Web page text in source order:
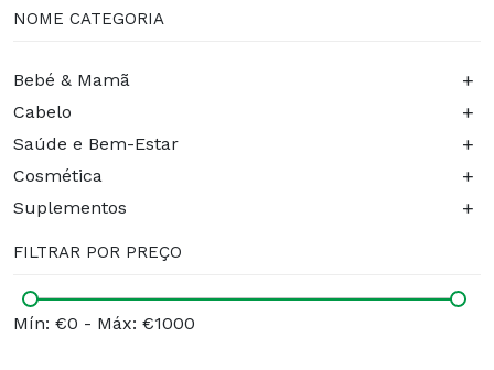
NOME CATEGORIA
Bebé & Mamã +
Cabelo +
Saúde e Bem-Estar +
Cosmética +
Suplementos +
FILTRAR POR PREÇO
Mín: €0 - Máx: €1000